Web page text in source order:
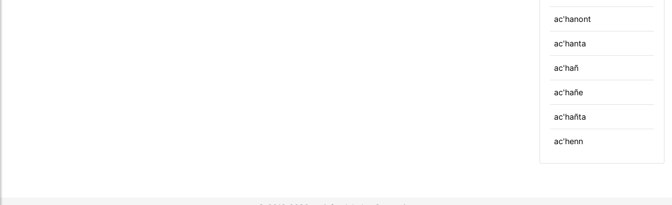
ac'hanont
ac'hanta
ac'hañ
ac'hañe
ac'hañta
ac'henn